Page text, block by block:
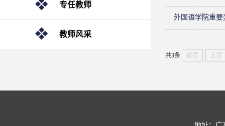
专任教师
教师风采
外国语学院重
共3条 首页 上页